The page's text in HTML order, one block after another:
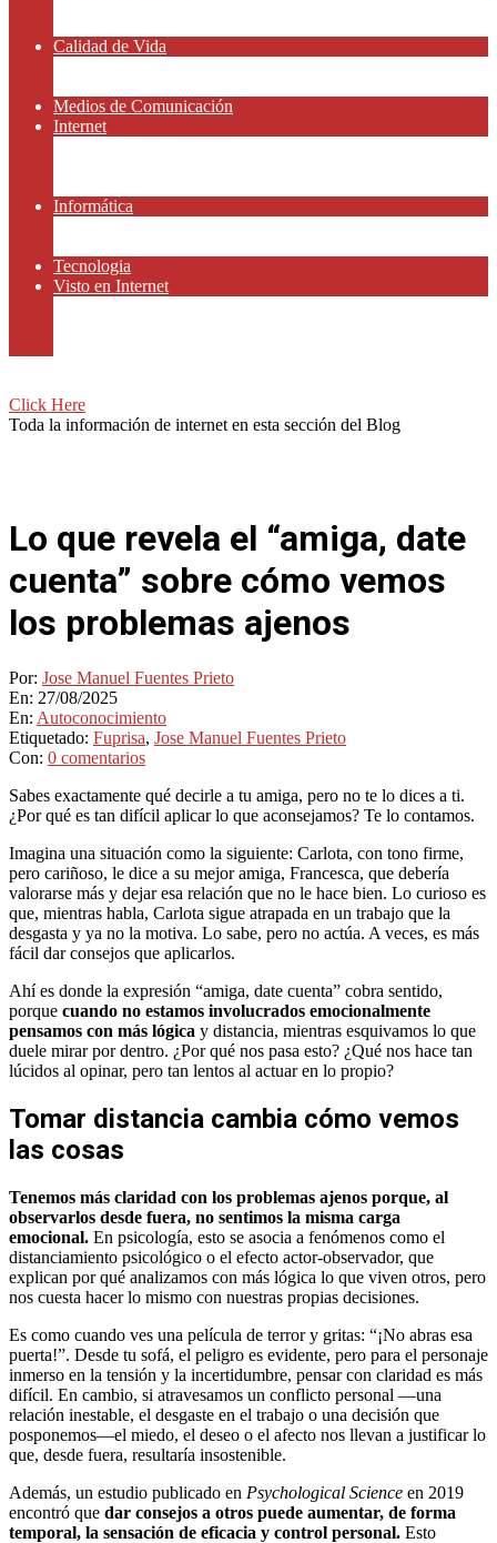
Calidad de Vida
Medios de Comunicación
Internet
Informática
Tecnologia
Visto en Internet
Click Here
Toda la información de internet en esta sección del Blog
Lo que revela el “amiga, date
cuenta” sobre cómo vemos
los problemas ajenos
Por: Jose Manuel Fuentes Prieto
En: 27/08/2025
En: Autoconocimiento
Etiquetado: Fuprisa, Jose Manuel Fuentes Prieto
Con: 0 comentarios
Sabes exactamente qué decirle a tu amiga, pero no te lo dices a ti.
¿Por qué es tan difícil aplicar lo que aconsejamos? Te lo contamos.
Imagina una situación como la siguiente: Carlota, con tono firme,
pero cariñoso, le dice a su mejor amiga, Francesca, que debería
valorarse más y dejar esa relación que no le hace bien. Lo curioso es
que, mientras habla, Carlota sigue atrapada en un trabajo que la
desgasta y ya no la motiva. Lo sabe, pero no actúa. A veces, es más
fácil dar consejos que aplicarlos.
Ahí es donde la expresión “amiga, date cuenta” cobra sentido,
porque cuando no estamos involucrados emocionalmente
pensamos con más lógica y distancia, mientras esquivamos lo que
duele mirar por dentro. ¿Por qué nos pasa esto? ¿Qué nos hace tan
lúcidos al opinar, pero tan lentos al actuar en lo propio?
Tomar distancia cambia cómo vemos
las cosas
Tenemos más claridad con los problemas ajenos porque, al
observarlos desde fuera, no sentimos la misma carga
emocional. En psicología, esto se asocia a fenómenos como el
distanciamiento psicológico o el efecto actor‑observador, que
explican por qué analizamos con más lógica lo que viven otros, pero
nos cuesta hacer lo mismo con nuestras propias decisiones.
Es como cuando ves una película de terror y gritas: “¡No abras esa
puerta!”. Desde tu sofá, el peligro es evidente, pero para el personaje
inmerso en la tensión y la incertidumbre, pensar con claridad es más
difícil. En cambio, si atravesamos un conflicto personal —una
relación inestable, el desgaste en el trabajo o una decisión que
posponemos—el miedo, el deseo o el afecto nos llevan a justificar lo
que, desde fuera, resultaría insostenible.
Además, un estudio publicado en Psychological Science en 2019
encontró que dar consejos a otros puede aumentar, de forma
temporal, la sensación de eficacia y control personal. Esto